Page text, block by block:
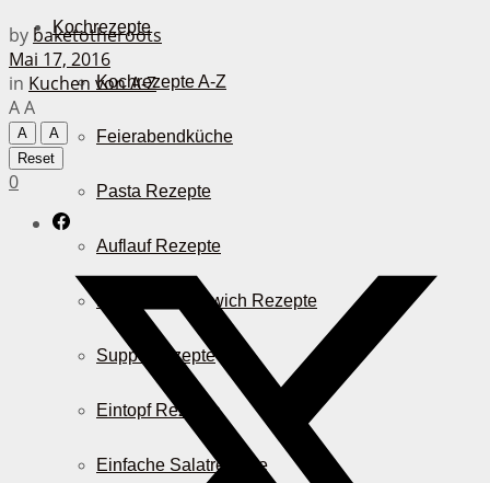
Kochrezepte
Kochrezepte A-Z
Feierabendküche
Pasta Rezepte
Auflauf Rezepte
Burger & Sandwich Rezepte
Suppenrezepte
Eintopf Rezepte
Einfache Salatrezepte
by baketotheroots
Mai 17, 2016
in Kuchen von A-Z
AA
A
A
Reset
0